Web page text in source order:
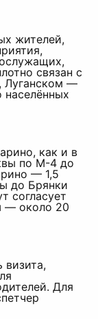
жителей,
связан с
Луганском —
населённых
как и в
по М-4 до
— 1,5
до Брянки
согласует
— около 20
визита,
Для